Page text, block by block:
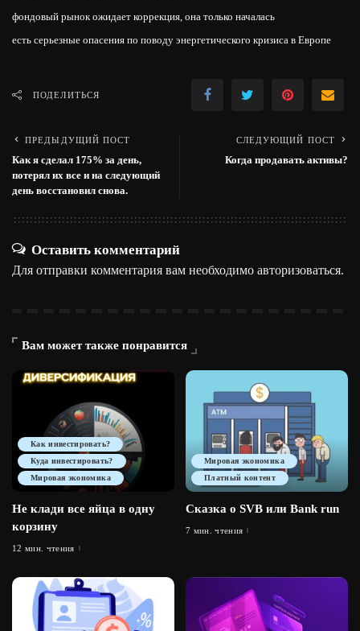
фондовый рынок ожидает коррекция, она только началась
есть серьезные опасения по поводу энергетического кризиса в Европе
ПОДЕЛИТЬСЯ
ПРЕДЫДУЩИЙ ПОСТ
Как я сделал 175% за день,
потерял их все и на следующий
день восстановил снова.
СЛЕДУЮЩИЙ ПОСТ
Когда продавать активы?
Оставить комментарий
Для отправки комментария вам необходимо авторизоваться.
Вам может также понравится
Как инвестировать?
Куда инвестировать?
Мировая экономика
Не клади все яйца в одну
корзину
12 мин. чтения
Мировая экономика
Платный контент
Сказка о SVB или Bank run
7 мин. чтения